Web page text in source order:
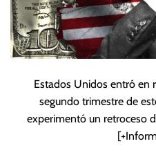
Estados Unidos entró en
segundo trimestre de
experimentó un retroceso